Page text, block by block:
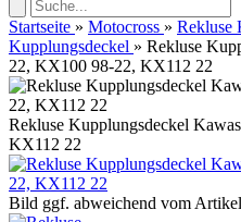
Startseite » Motocross » Rekluse
Kupplungsdeckel » Rekluse
22, KX100 98-22, KX112 22
Rekluse Kupplungsdeckel
KX112 22
Bild ggf. abweichend vom Artikel